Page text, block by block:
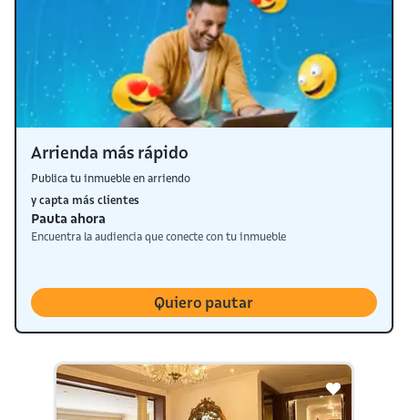
Arrienda más rápido
Publica tu inmueble en arriendo
y capta más clientes
Pauta ahora
Encuentra la audiencia que conecte con tu inmueble
Quiero pautar